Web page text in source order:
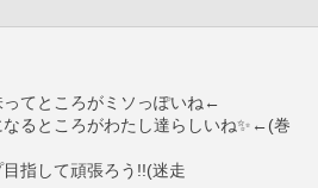
てところがミソっぽいね←
るところがわたし達らしいね✨←(巻
指して頑張ろう!!(迷走